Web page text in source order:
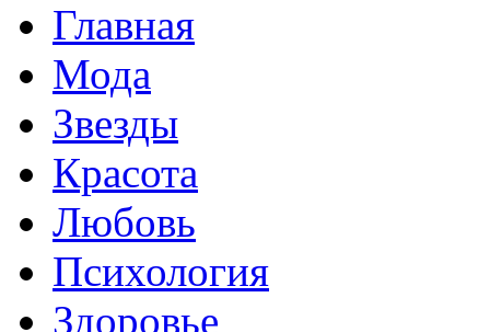
Главная
Мода
Звезды
Красота
Любовь
Психология
Здоровье